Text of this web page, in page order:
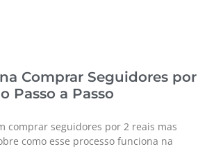
Comprar Seguidores por
Passo a Passo
comprar seguidores por 2 reais mas
como esse processo funciona na